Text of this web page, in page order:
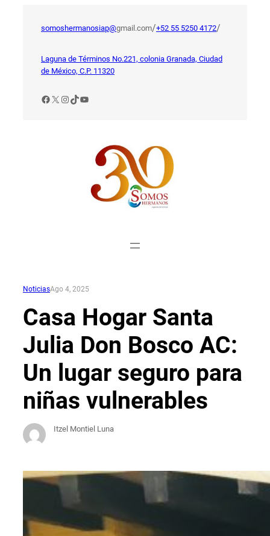
somoshermanosiap@gmail.com/+52 55 5250 4172/
Laguna de Términos No.221, colonia Granada, Ciudad
de México, C.P. 11320
Facebook
X Instagram
TikTok
YouTube
NoticiasAgo 4, 2025
Casa Hogar Santa
Julia Don Bosco AC:
Un lugar seguro para
niñas vulnerables
Itzel Montiel Luna